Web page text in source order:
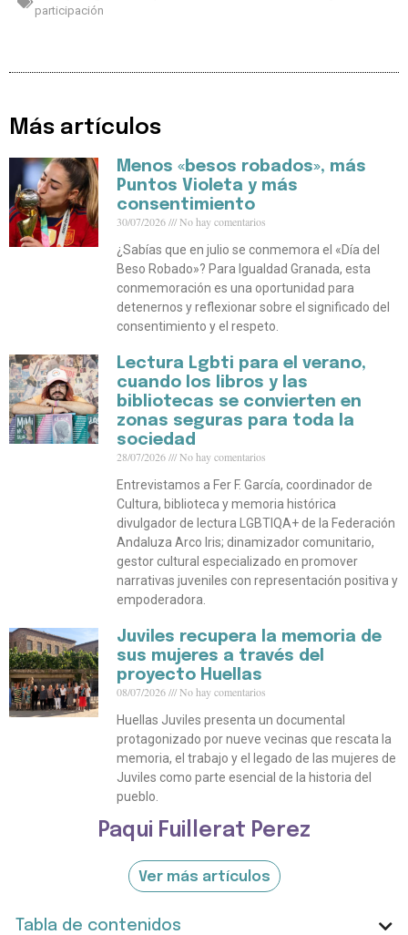
Paqui Fuillerat Perez
Ver más artículos
Tabla de contenidos
participación
Más artículos
Menos «besos robados», más
Puntos Violeta y más
consentimiento
30/07/2026
No hay comentarios
¿Sabías que en julio se conmemora el «Día del
Beso Robado»? Para Igualdad Granada, esta
conmemoración es una oportunidad para
detenernos y reflexionar sobre el significado del
consentimiento y el respeto.
Lectura Lgbti para el verano,
cuando los libros y las
bibliotecas se convierten en
zonas seguras para toda la
sociedad
28/07/2026
No hay comentarios
Entrevistamos a Fer F. García, coordinador de
Cultura, biblioteca y memoria histórica
divulgador de lectura LGBTIQA+ de la Federación
Andaluza Arco Iris; dinamizador comunitario,
gestor cultural especializado en promover
narrativas juveniles con representación positiva y
empoderadora.
Juviles recupera la memoria de
sus mujeres a través del
proyecto Huellas
08/07/2026
No hay comentarios
Huellas Juviles presenta un documental
protagonizado por nueve vecinas que rescata la
memoria, el trabajo y el legado de las mujeres de
Juviles como parte esencial de la historia del
pueblo.